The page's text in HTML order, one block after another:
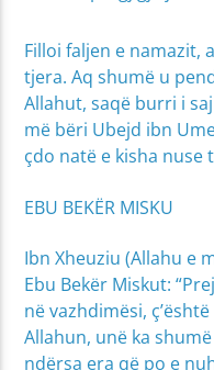
Filloi faljen e namazit,
tjera. Aq shumë u
Allahut, saqë burri i
më bëri Ubejd ibn
çdo natë e kisha nuse
EBU BEKËR MISKU
Ibn Xheuziu (Allahu e
Ebu Bekër Miskut:
në vazhdimësi,
Allahun, unë ka
ndërsa era që po e